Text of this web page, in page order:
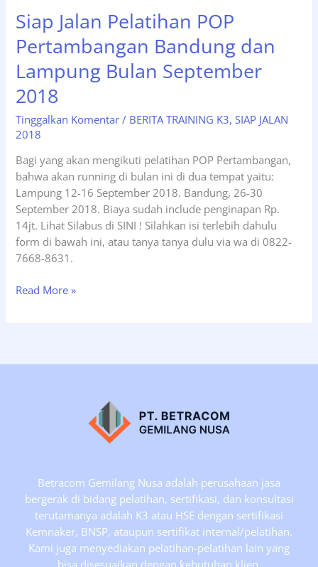
2021.
Tgl
25-
29
Maret
2020,
Bandung.
Siap Jalan Pelatihan POP
Pertambangan Bandung dan
Lampung Bulan September
2018
Tinggalkan Komentar / BERITA TRAINING K3,SIAP JALAN
2018
Bagi yang akan mengikuti pelatihan POP Pertambangan,
bahwa akan running di bulan ini di dua tempat yaitu:
Lampung 12-16 September 2018. Bandung, 26-30
September 2018. Biaya sudah include penginapan Rp.
14jt. Lihat Silabus di SINI ! Silahkan isi terlebih dahulu
form di bawah ini, atau tanya tanya dulu via wa di 0822-
7668-8631.
Siap
Read More »
Betracom Gemilang Nusa adalah perusahaan jasa
bergerak di bidang pelatihan, sertifikasi, dan konsultasi
terutamanya adalah K3 atau HSE dengan sertifikasi
Kemnaker, BNSP, ataupun sertifikat internal/pelatihan.
Kami juga menyediakan pelatihan-pelatihan lain yang
bisa disesuaikan dengan kebutuhan klien.